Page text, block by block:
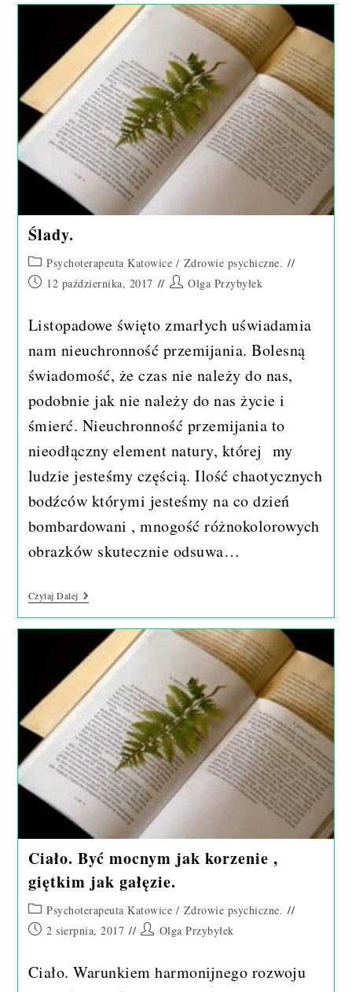
Aspekty
Kształtowania
Się
Ludzkiej
Płciowości.
Ślady.
Post
category:
Psychoterapeuta Katowice / Zdrowie psychiczne.
Post 12 października, 2017
PostOlga Przybyłek
Listopadowe święto zmarłych uświadamia
nam nieuchronność przemijania. Bolesną
świadomość, że czas nie należy do nas,
podobnie jak nie należy do nas życie i
śmierć. Nieuchronność przemijania to
nieodłączny element natury, której my
ludzie jesteśmy częścią. Ilość chaotycznych
bodźców którymi jesteśmy na co dzień
bombardowani , mnogość różnokolorowych
obrazków skutecznie odsuwa…
Czytaj DalejŚlady.
Ciało. Być mocnym jak korzenie ,
giętkim jak gałęzie.
Post
category:
Psychoterapeuta Katowice / Zdrowie psychiczne.
Post2 sierpnia, 2017
PostOlga Przybyłek
Ciało. Warunkiem harmonijnego rozwoju